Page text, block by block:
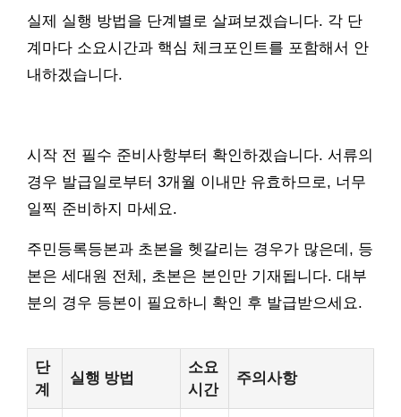
실제 실행 방법을 단계별로 살펴보겠습니다. 각 단
계마다 소요시간과 핵심 체크포인트를 포함해서 안
내하겠습니다.
시작 전 필수 준비사항부터 확인하겠습니다. 서류의
경우 발급일로부터 3개월 이내만 유효하므로, 너무
일찍 준비하지 마세요.
주민등록등본과 초본을 헷갈리는 경우가 많은데, 등
본은 세대원 전체, 초본은 본인만 기재됩니다. 대부
분의 경우 등본이 필요하니 확인 후 발급받으세요.
단
계
실행 방법
소요
시간
주의사항